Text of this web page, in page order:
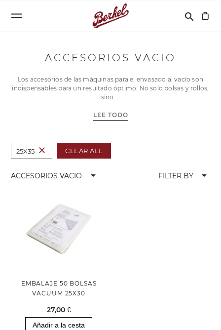
Buscar
search
ACCESORIOS VACIO
Los accesorios de las máquinas para el envasado al vacío son
indispensables para un resultado óptimo. No solo bolsas y rollos,
sino
LEE TODO
25X35 close CLEAR ALL
ACCESORIOS VACIO arrow_drop_down FILTER BY arrow_drop_down
EMBALAJE 50 BOLSAS
VACUUM 25X30
27,00 €
Añadir a la cesta